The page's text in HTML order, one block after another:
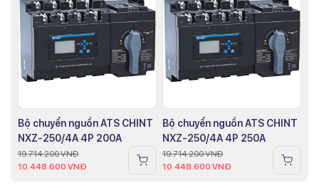
Bộ chuyển nguồn ATS CHINT
NXZ-250/4A 4P 200A
19.714.200VNĐ
10.448.600 VNĐ
Bộ chuyển nguồn ATS CHINT
NXZ-250/4A 4P 250A
19.714.200VNĐ
10.448.600 VNĐ